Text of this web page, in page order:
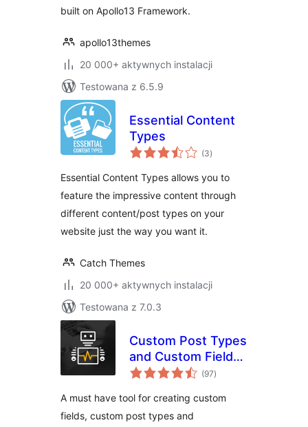
built on Apollo13 Framework.
apollo13themes
20 000+ aktywnych instalacji
Testowana z 6.5.9
Essential Content
Types
(3wszystkich
ocen
)
Essential Content Types allows you to
feature the impressive content through
different content/post types on your
website just the way you want it.
Catch Themes
20 000+ aktywnych instalacji
Testowana z 7.0.3
Custom Post Types
and Custom Fields
creator – WCK
(97wszystkich
ocen
)
A must have tool for creating custom
fields, custom post types and